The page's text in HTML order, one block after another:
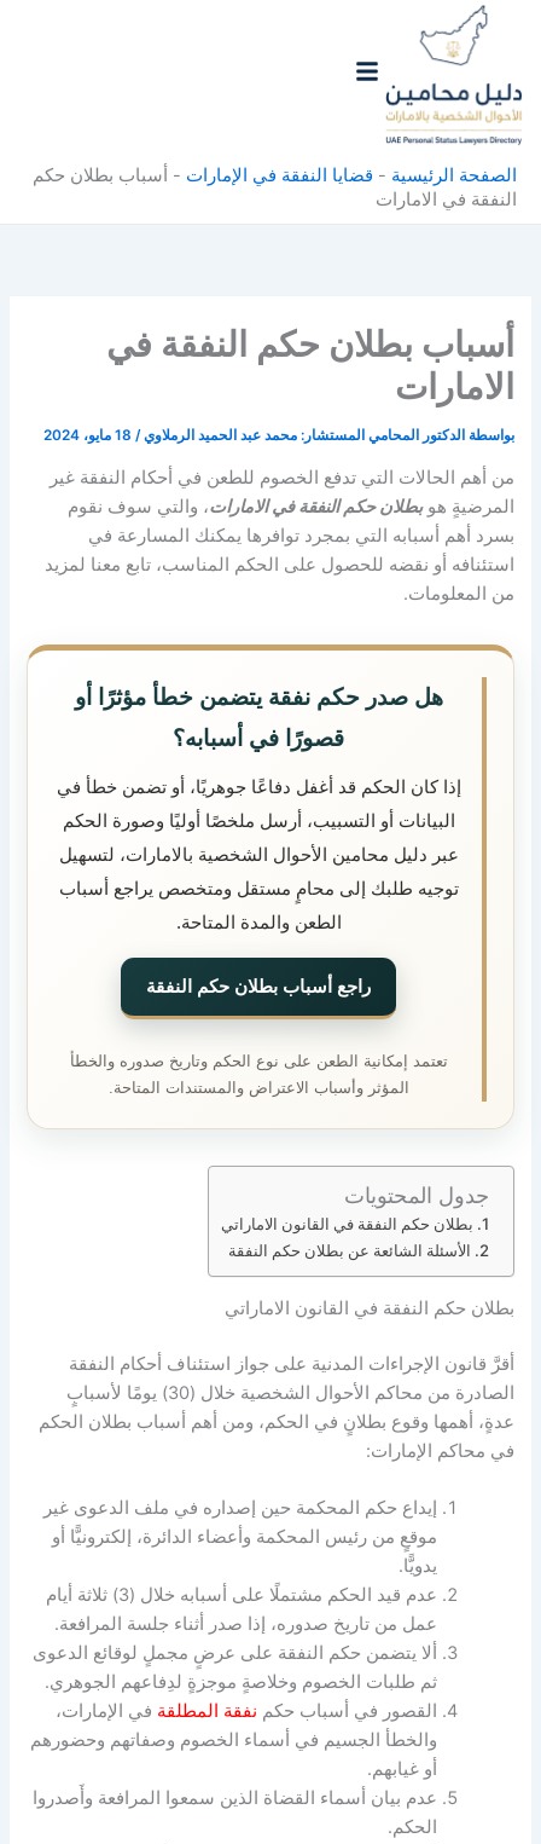
الصفحة الرئيسية - قضايا النفقة في الإمارات - أسباب بطلان حكم
النفقة في الامارات
أسباب بطلان حكم النفقة في
الامارات
بواسطة الدكتور المحامي المستشار: محمد عبد الحميد الرملاوي/ 18 مايو، 2024
من أهم الحالات التي تدفع الخصوم للطعن في أحكام النفقة غير
المرضيةٍ هوبطلان حكم النفقة في الامارات، والتي سوف نقوم
بسرد أهم أسبابه التي بمجرد توافرها يمكنك المسارعة في
استئنافه أو نقضه للحصول على الحكم المناسب، تابع معنا لمزيد
من المعلومات.
هل صدر حكم نفقة يتضمن خطأ مؤثرًا أو
قصورًا في أسبابه؟
إذا كان الحكم قد أغفل دفاعًا جوهريًا، أو تضمن خطأ في
البيانات أو التسبيب، أرسل ملخصًا أوليًا وصورة الحكم
عبر دليل محامين الأحوال الشخصية بالامارات، لتسهيل
توجيه طلبك إلى محامٍ مستقل ومتخصص يراجع أسباب
الطعن والمدة المتاحة.
راجع أسباب بطلان حكم النفقة
تعتمد إمكانية الطعن على نوع الحكم وتاريخ صدوره والخطأ
المؤثر وأسباب الاعتراض والمستندات المتاحة.
جدول المحتويات
بطلان حكم النفقة في القانون الاماراتي
الأسئلة الشائعة عن بطلان حكم النفقة
بطلان حكم النفقة في القانون الاماراتي
أقرَّ قانون الإجراءات المدنية على جواز استئناف أحكام النفقة
الصادرة من محاكم الأحوال الشخصية خلال (30) يومًا لأسبابٍ
عدةٍ، أهمها وقوع بطلانٍ في الحكم، ومن أهم أسباب بطلان الحكم
في محاكم الإمارات:
إيداع حكم المحكمة حين إصداره في ملف الدعوى غير
موقعٍ من رئيس المحكمة وأعضاء الدائرة، إلكترونيًّا أو
يدويًّا.
عدم قيد الحكم مشتملًا على أسبابه خلال (3) ثلاثة أيام
عمل من تاريخ صدوره، إذا صدر أثناء جلسة المرافعة.
ألا يتضمن حكم النفقة على عرضٍ مجملٍ لوقائع الدعوى
ثم طلبات الخصوم وخلاصةٍ موجزةٍ لدِفاعهم الجوهري.
القصور في أسباب حكم نفقة المطلقة في الإمارات،
والخطأ الجسيم في أسماء الخصوم وصفاتهم وحضورهم
أو غيابهم.
عدم بيان أسماء القضاة الذين سمعوا المرافعة وأَصدروا
الحكم.